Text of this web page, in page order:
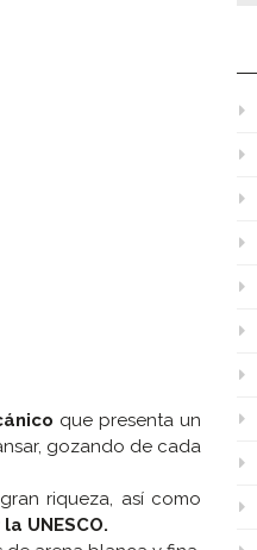
que presenta un
gozando de cada
riqueza, así como
UNESCO.